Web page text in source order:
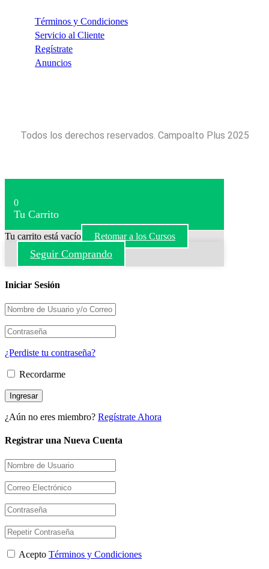
Términos y Condiciones
Servicio al Cliente
Regístrate
Anuncios
Todos los derechos reservados. Campoalto Plus 2025
0
Tu Carrito
Tu carrito está vacío Retomar a los Cursos
Seguir Comprando
Iniciar Sesión
¿Perdiste tu contraseña?
Recordarme
¿Aún no eres miembro? Regístrate Ahora
Registrar una Nueva Cuenta
Acepto Términos y Condiciones